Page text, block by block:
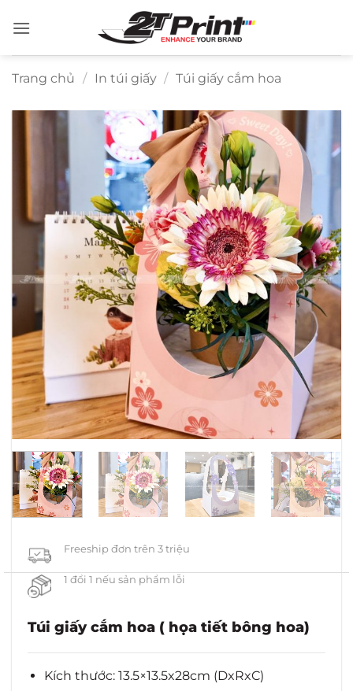
qua
Trang chủ / In túi giấy / Túi giấy cắm hoa
Freeship đơn trên 3 triệu
1 đổi 1 nếu sản phẩm lỗi
Túi giấy cắm hoa ( họa tiết bông hoa)
Kích thước: 13.5×13.5x28cm (DxRxC)